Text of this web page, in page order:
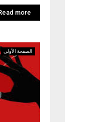
more
الصفحة الأولى